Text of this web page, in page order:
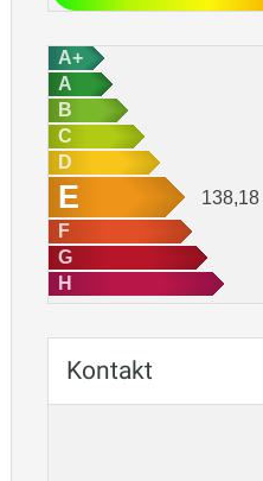
A+
A
B
C
D
E 138,18
F
G
H
Kontakt